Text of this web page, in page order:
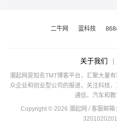
二牛网 蓝科技
关于我们 |
潮起网是知名TMT博客平台，汇聚大量
众企业和创业型公司的报道，关注科技
通信、汽车和教
Copyright © 2026 潮起网 / 客服邮箱：